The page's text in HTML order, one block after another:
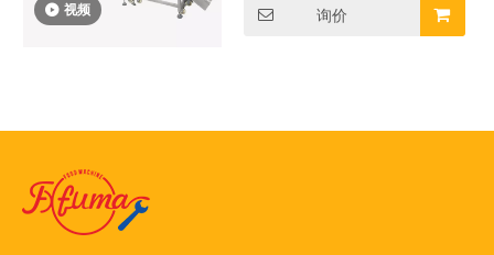
视频 询价